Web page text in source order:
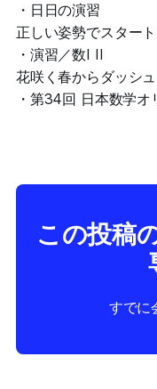
・日日の演習
正しい姿勢でスタート
・演習／数I II
花咲く春からダッシュ
・第34回 日本数学オ
この投稿
すでに